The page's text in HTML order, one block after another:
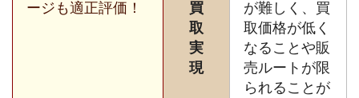
ージも適正評価！
買
取
実
現
が難しく、買
取価格が低く
なることや販
売ルートが限
られることが